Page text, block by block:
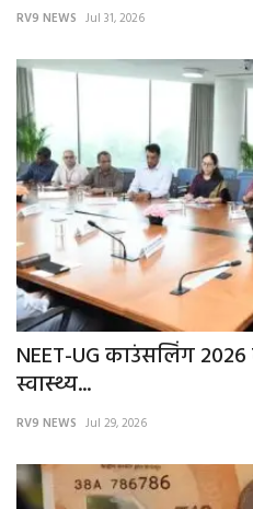
RV9 NEWS Jul 31, 2026
NEET-UG काउंसलिंग
स्वास्थ्य...
RV9 NEWS Jul 29, 2026